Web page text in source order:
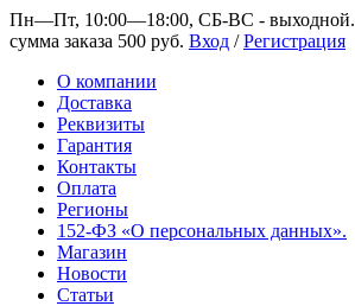
Пн—Пт, 10:00—18:00, СБ-ВС - выходной.
сумма заказа 500 руб. Вход /Регистрация
О компании
Доставка
Реквизиты
Гарантия
Контакты
Оплата
Регионы
152-ФЗ «О персональных данных».
Магазин
Новости
Статьи